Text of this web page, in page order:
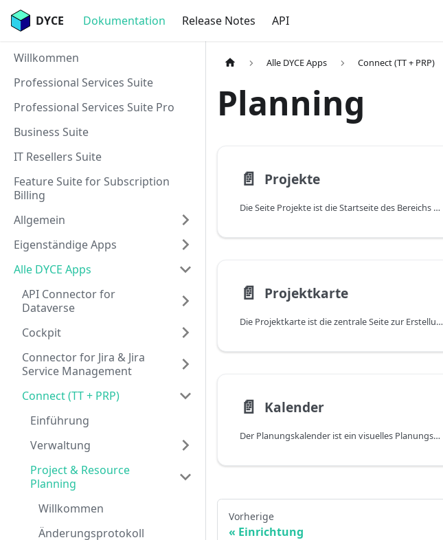
DYCE Dokumentation Release Notes API
Willkommen
Professional Services Suite
Professional Services Suite Pro
Business Suite
IT Resellers Suite
Feature Suite for Subscription
Billing
Allgemein
Eigenständige Apps
Alle DYCE Apps
API Connector for
Dataverse
Cockpit
Connector for Jira & Jira
Service Management
Connect (TT + PRP)
Einführung
Verwaltung
Project & Resource
Planning
Willkommen
Änderungsprotokoll
Alle DYCE Apps Connect (TT + PRP)
Planning
📄️ Projekte
Die Seite Projekte ist die Startseite des Bereichs Planung. Sie bietet einen Überblick über die bestehenden Projekte und ihre chronologische Reihenfolge.
📄️ Projektkarte
Die Projektkarte ist die zentrale Seite zur Erstellung und Verwaltung eines Projektplans. Sie wird entweder durch Klicken auf ein bestehendes Projekt in der Projektliste oder durch Erstellen eines neuen Projekts mit der Aktion NEU geöffnet.
📄️ Kalender
Der Planungskalender ist ein visuelles Planungswerkzeug für Projektleiter und Ressourcenplaner, die Work Orders auf Ressourcen planen möchten. Er bietet eine interaktive Zeitachsenansicht, die auf einen Blick zeigt, welche Ressourcen welchen Work Orders zugewiesen sind und wann ihre Arbeit geplant ist.
Vorherige
Einrichtung